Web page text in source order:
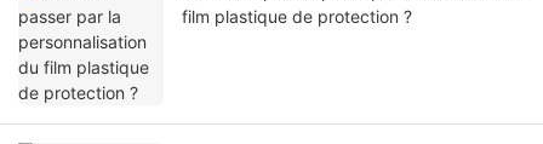
film plastique de protection ?